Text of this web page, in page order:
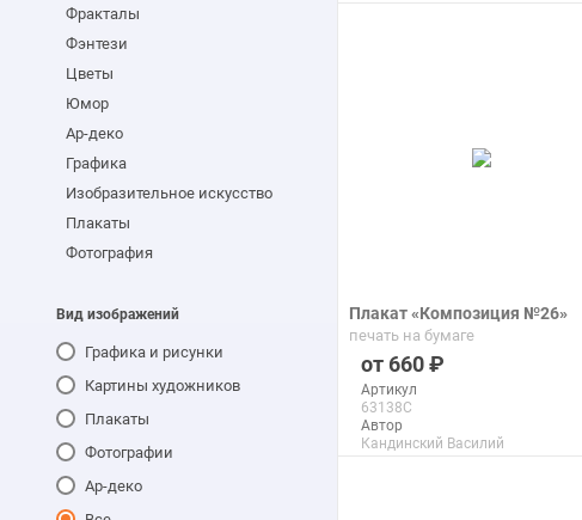
Фракталы
Фэнтези
Цветы
Юмор
Ар-деко
Графика
Изобразительное искусство
Плакаты
Фотография
Вид изображений
Графика и рисунки
Картины художников
Плакаты
Фотографии
Ар-деко
Плакат «Композиция №26»
печать на бумаге
660
Артикул
63138C
Автор
Кандинский Василий